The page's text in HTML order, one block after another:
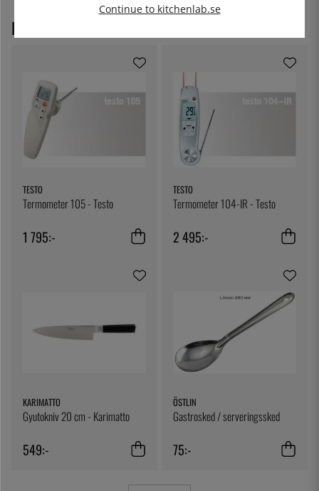
TESTO
Termometer 105 - Testo
1 795:-
TESTO
Termometer 104-IR - Testo
2 495:-
KARIMATTO
Gyutokniv 20 cm - Karimatto
549:-
ÖSTLIN
Gastrosked / serveringssked
75:-
REKOMMENDERADE PRODUKTER
Continue to kitchenlab.se